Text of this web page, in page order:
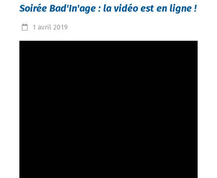
Soirée Bad'In'age : la vidéo est en ligne !
1 avril 2019